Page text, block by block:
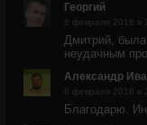
Георгий
8 февраля 2018 в
Дмитрий, была
неудачным
Александр
8 февраля 2018 в
Благодарю.